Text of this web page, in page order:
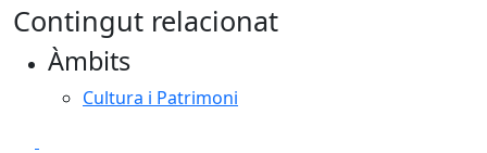
Contingut relacionat
Àmbits
Cultura i Patrimoni